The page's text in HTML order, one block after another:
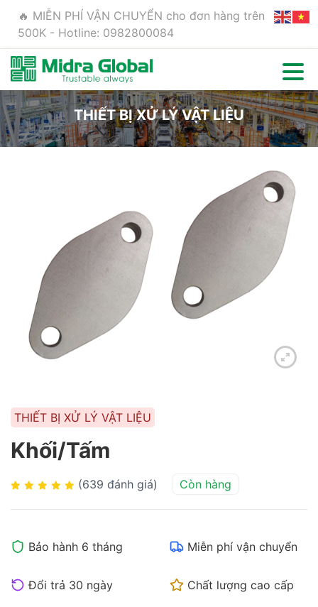
🔥 MIỄN PHÍ VẬN CHUYỂN cho đơn hàng trên
500K - Hotline: 0982800084
THIẾT BỊ XỬ LÝ VẬT LIỆU
THIẾT BỊ XỬ LÝ VẬT LIỆU
Khối/Tấm
(639 đánh giá) Còn hàng
Bảo hành 6 tháng Miễn phí vận chuyển
Đổi trả 30 ngày Chất lượng cao cấp